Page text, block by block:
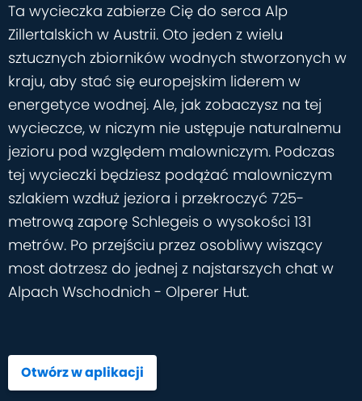
Ta wycieczka zabierze Cię do serca Alp
Zillertalskich w Austrii. Oto jeden z wielu
sztucznych zbiorników wodnych stworzonych w
kraju, aby stać się europejskim liderem w
energetyce wodnej. Ale, jak zobaczysz na tej
wycieczce, w niczym nie ustępuje naturalnemu
jezioru pod względem malowniczym. Podczas
tej wycieczki będziesz podążać malowniczym
szlakiem wzdłuż jeziora i przekroczyć 725-
metrową zaporę Schlegeis o wysokości 131
metrów. Po przejściu przez osobliwy wiszący
most dotrzesz do jednej z najstarszych chat w
Alpach Wschodnich - Olperer Hut.
Otwórz w aplikacji